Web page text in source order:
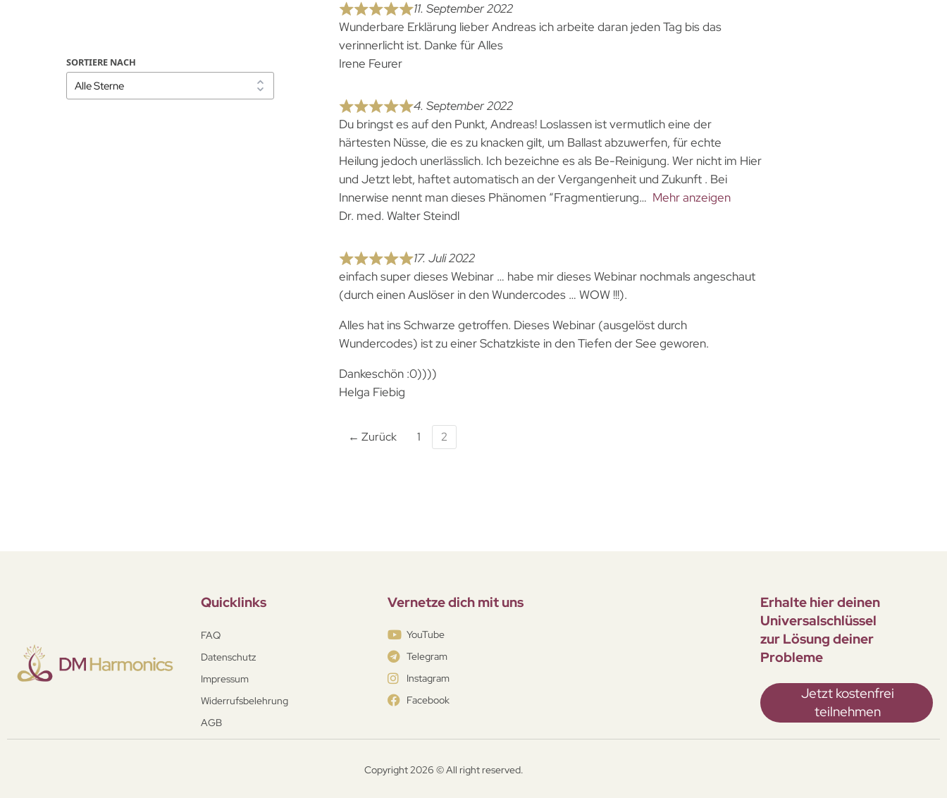
SORTIERE NACH
11. September 2022
Wunderbare Erklärung lieber Andreas ich arbeite daran jeden Tag bis das
verinnerlicht ist. Danke für Alles
Irene Feurer
4. September 2022
Du bringst es auf den Punkt, Andreas! Loslassen ist vermutlich eine der
härtesten Nüsse, die es zu knacken gilt, um Ballast abzuwerfen, für echte
Heilung jedoch unerlässlich. Ich bezeichne es als Be-Reinigung. Wer nicht im Hier
und Jetzt lebt, haftet automatisch an der Vergangenheit und Zukunft . Bei
Innerwise nennt man dieses Phänomen “Fragmentierung
Mehr anzeigen
Dr. med. Walter Steindl
17. Juli 2022
einfach super dieses Webinar … habe mir dieses Webinar nochmals angeschaut
(durch einen Auslöser in den Wundercodes … WOW !!!).
Alles hat ins Schwarze getroffen. Dieses Webinar (ausgelöst durch
Wundercodes) ist zu einer Schatzkiste in den Tiefen der See geworen.
Dankeschön :0))))
Helga Fiebig
← Zurück 1 2
Quicklinks
FAQ
Datenschutz
Impressum
Widerrufsbelehrung
AGB
Vernetze dich mit uns
YouTube
Telegram
Instagram
Facebook
Erhalte hier deinen
Universal­schlüssel
zur Lösung deiner
Probleme
Jetzt kostenfrei
teilnehmen
Copyright 2026 © All right reserved.